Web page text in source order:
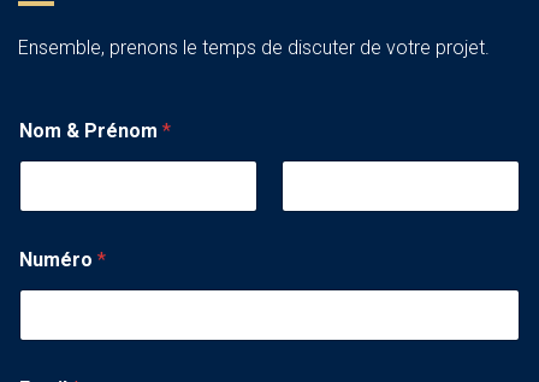
Ensemble, prenons le temps de discuter de votre projet.
Nom & Prénom *
Numéro *